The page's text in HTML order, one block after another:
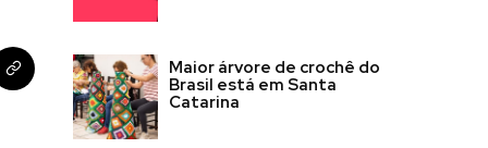
Maior árvore de crochê do
Brasil está em Santa
Catarina